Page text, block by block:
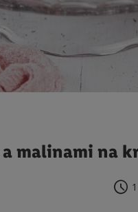
malinami na